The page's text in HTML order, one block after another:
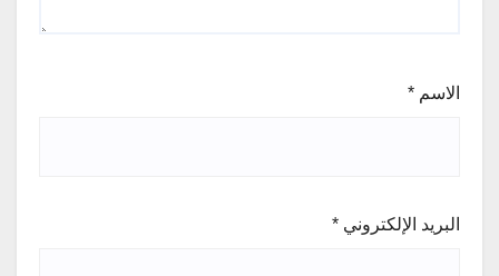
الاسم *
البريد الإلكتروني *